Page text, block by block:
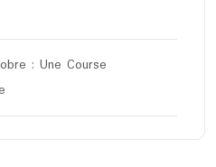
: Une Course